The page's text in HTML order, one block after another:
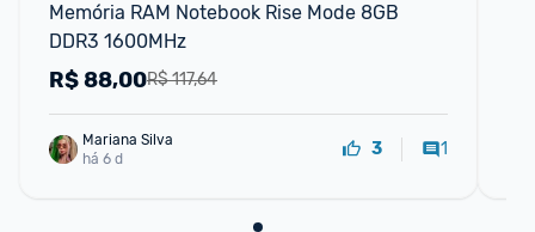
Memória RAM Notebook Rise Mode 8GB
DDR3 1600MHz
R$ 117,64
R$88,00
Mariana Silva
há 6 d
3 1